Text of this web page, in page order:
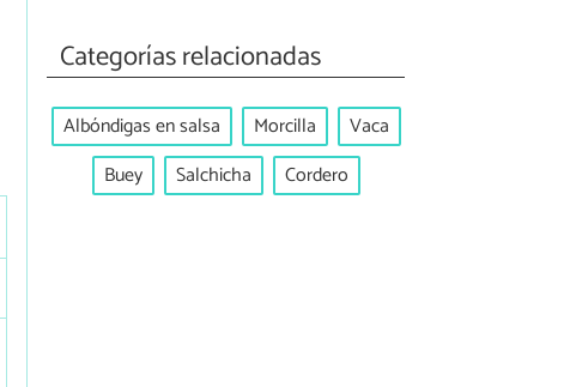
Categorías relacionadas
Albóndigas en salsa Morcilla
Vaca
Buey
Salchicha Cordero